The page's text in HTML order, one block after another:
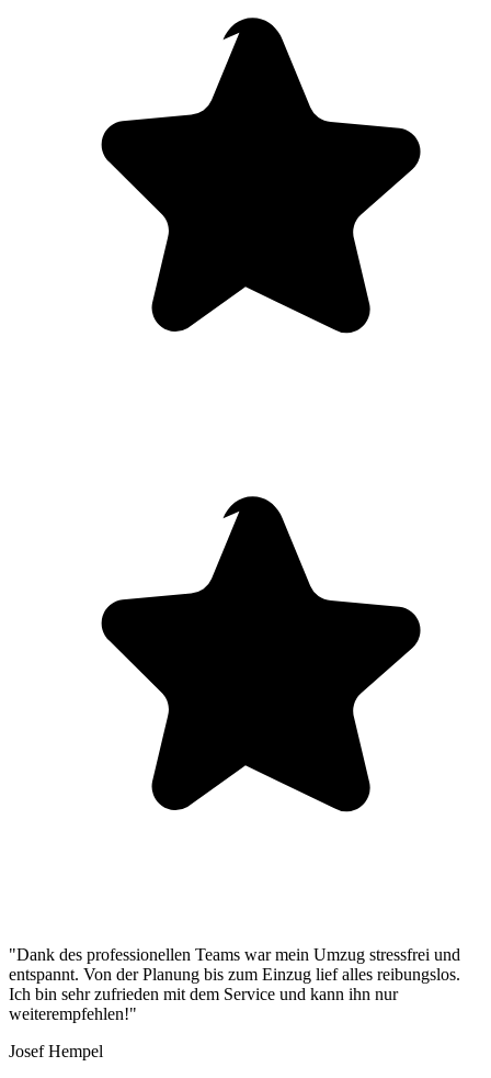
"Dank des professionellen Teams war mein Umzug stressfrei und
entspannt. Von der Planung bis zum Einzug lief alles reibungslos.
Ich bin sehr zufrieden mit dem Service und kann ihn nur
weiterempfehlen!"
Josef Hempel